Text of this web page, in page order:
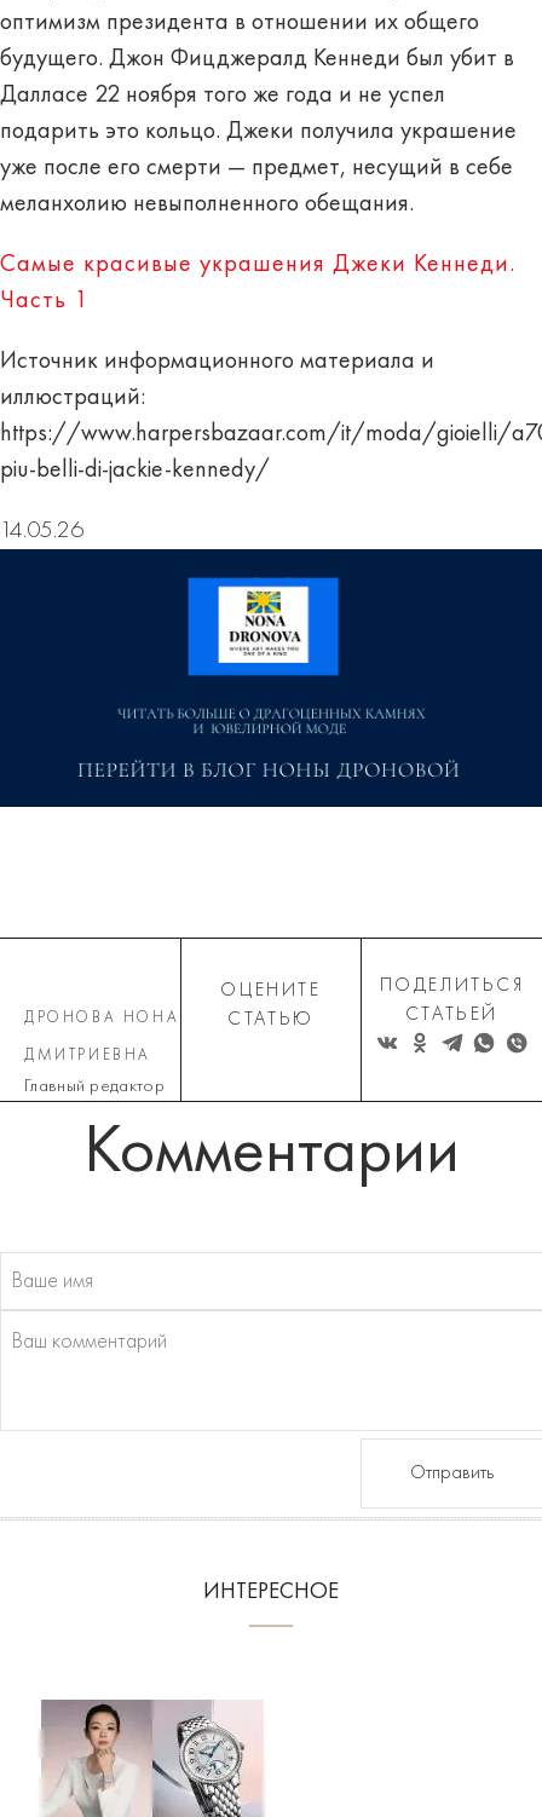
оптимизм президента в отношении их общего
будущего. Джон Фицджералд Кеннеди был убит в
Далласе 22 ноября того же года и не успел
подарить это кольцо. Джеки получила украшение
уже после его смерти — предмет, несущий в себе
меланхолию невыполненного обещания.
Самые красивые украшения Джеки Кеннеди.
Часть 1
Источник информационного материала и
иллюстраций:
https://www.harpersbazaar.com/it/moda/gioielli/
piu-belli-di-jackie-kennedy/
14.05.26
ДРОНОВА НОНА
ДМИТРИЕВНА
Главный редактор
ОЦЕНИТЕ
СТАТЬЮ
ПОДЕЛИТЬСЯ
СТАТЬЕЙ
Комментарии
Отправить
ИНТЕРЕСНОЕ